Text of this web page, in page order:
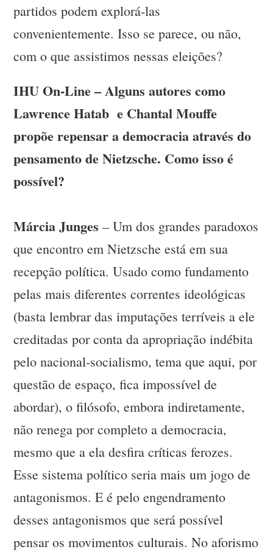
partidos podem explorá-las
convenientemente. Isso se parece, ou não,
com o que assistimos nessas eleições?
IHU On-Line – Alguns autores como
Lawrence Hatab e Chantal Mouffe
propõe repensar a democracia através do
pensamento de Nietzsche. Como isso é
possível?
Márcia Junges – Um dos grandes paradoxos
que encontro em Nietzsche está em sua
recepção política. Usado como fundamento
pelas mais diferentes correntes ideológicas
(basta lembrar das imputações terríveis a ele
creditadas por conta da apropriação indébita
pelo nacional-socialismo, tema que aqui, por
questão de espaço, fica impossível de
abordar), o filósofo, embora indiretamente,
não renega por completo a democracia,
mesmo que a ela desfira críticas ferozes.
Esse sistema político seria mais um jogo de
antagonismos. E é pelo engendramento
desses antagonismos que será possível
pensar os movimentos culturais. No aforismo